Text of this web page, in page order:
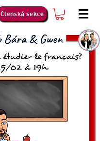
Členská sekce